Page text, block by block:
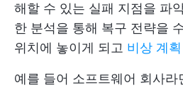
해할 수 있는 실패 지점을 파
한 분석을 통해 복구 전략을
위치에 놓이게 되고 비상 계획
예를 들어 소프트웨어 회사